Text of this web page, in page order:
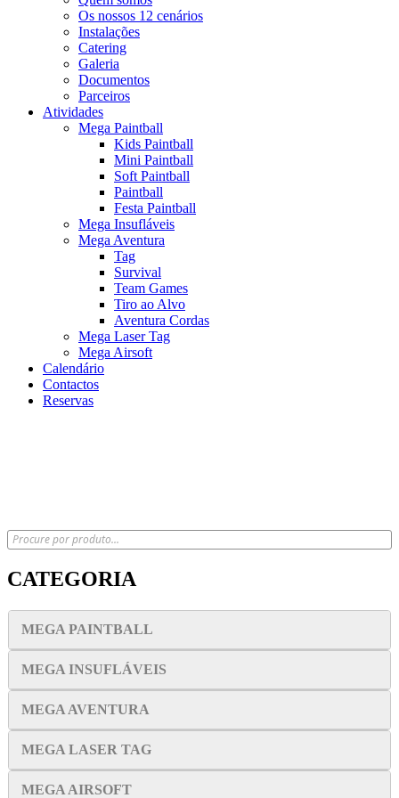
Os nossos 12 cenários
Instalações
Catering
Galeria
Documentos
Parceiros
Atividades
Mega Paintball
Kids Paintball
Mini Paintball
Soft Paintball
Paintball
Festa Paintball
Mega Insufláveis
Mega Aventura
Tag
Survival
Team Games
Tiro ao Alvo
Aventura Cordas
Mega Laser Tag
Mega Airsoft
Calendário
Contactos
Reservas
CATEGORIA
MEGA PAINTBALL
MEGA INSUFLÁVEIS
MEGA AVENTURA
MEGA LASER TAG
MEGA AIRSOFT